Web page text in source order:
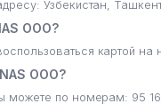
адресу: Узбекистан,
ООО?
картой на
ООО?
можете по номерам: 95